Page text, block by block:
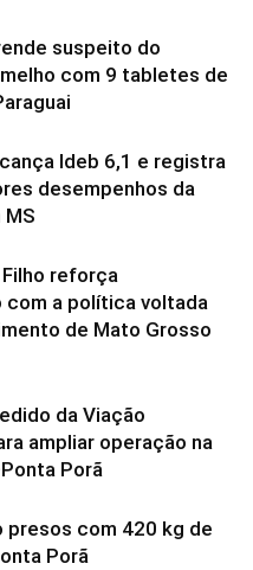
suspeito do
com 9 tabletes de
Ideb 6,1 e registra
desempenhos da
reforça
com a política voltada
de Mato Grosso
da Viação
ampliar operação na
Porã
presos com 420 kg de
Porã